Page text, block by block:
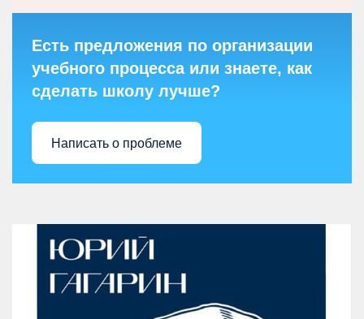
Есть предложения по организации
учебного процесса или знаете, как
сделать школу лучше?
Написать о проблеме